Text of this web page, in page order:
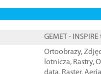
GEMET -
Ortoobrazy,
lotnicza, Rastry,